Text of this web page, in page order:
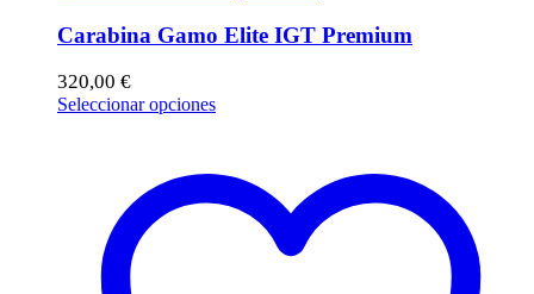
Carabina Gamo Elite IGT Premium
320,00 €
Seleccionar opcionesEste
variantes.
Las
opciones